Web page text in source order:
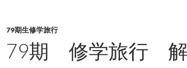
キ
ッ
プ
79期生修学旅行
79期 修学旅行